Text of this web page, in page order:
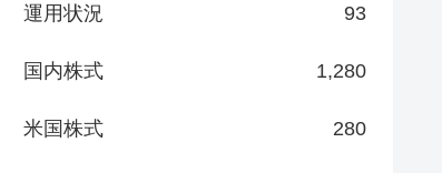
運用状況 93
国内株式 1,280
米国株式 280